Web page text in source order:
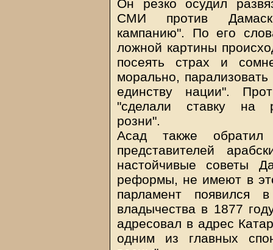
Он резко осудил
СМИ против
кампанию". По его
ложной картины
посеять страх и
морально,
единству нации".
"сделали ставку на
розни".
Асад также
представителей
настойчивые советы
реформы, не имеют в
парламент появился
владычества в 1877
адресовал в адрес
одним из главных